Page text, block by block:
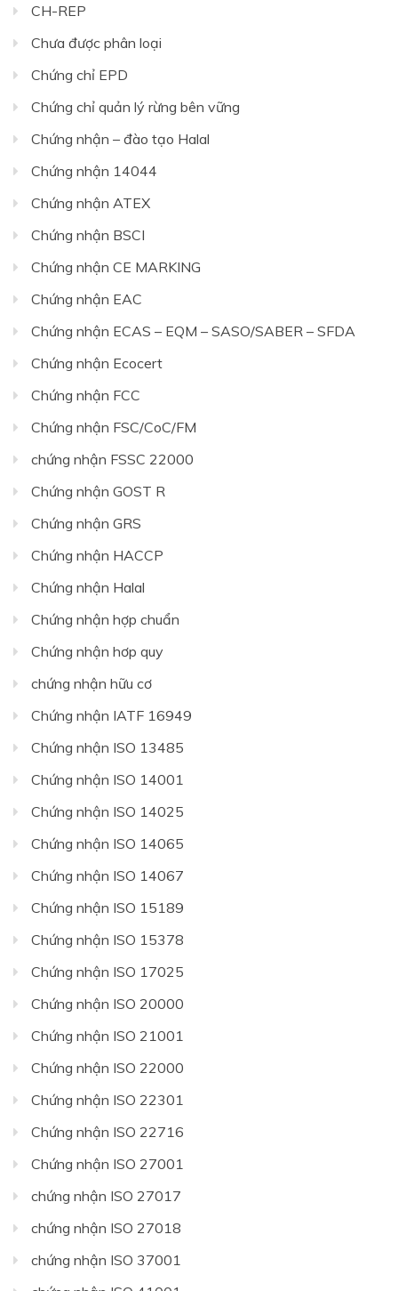
CH-REP
Chưa được phân loại
Chứng chỉ EPD
Chứng chỉ quản lý rừng bên vững
Chứng nhận – đào tạo Halal
Chứng nhận 14044
Chứng nhận ATEX
Chứng nhận BSCI
Chứng nhận CE MARKING
Chứng nhận EAC
Chứng nhận ECAS – EQM – SASO/SABER – SFDA
Chứng nhận Ecocert
Chứng nhận FCC
Chứng nhận FSC/CoC/FM
chứng nhận FSSC 22000
Chứng nhận GOST R
Chứng nhận GRS
Chứng nhận HACCP
Chứng nhận Halal
Chứng nhận hợp chuẩn
Chứng nhận hơp quy
chứng nhận hữu cơ
Chứng nhận IATF 16949
Chứng nhận ISO 13485
Chứng nhận ISO 14001
Chứng nhận ISO 14025
Chứng nhận ISO 14065
Chứng nhận ISO 14067
Chứng nhận ISO 15189
Chứng nhận ISO 15378
Chứng nhận ISO 17025
Chứng nhận ISO 20000
Chứng nhận ISO 21001
Chứng nhận ISO 22000
Chứng nhận ISO 22301
Chứng nhận ISO 22716
Chứng nhận ISO 27001
chứng nhận ISO 27017
chứng nhận ISO 27018
chứng nhận ISO 37001